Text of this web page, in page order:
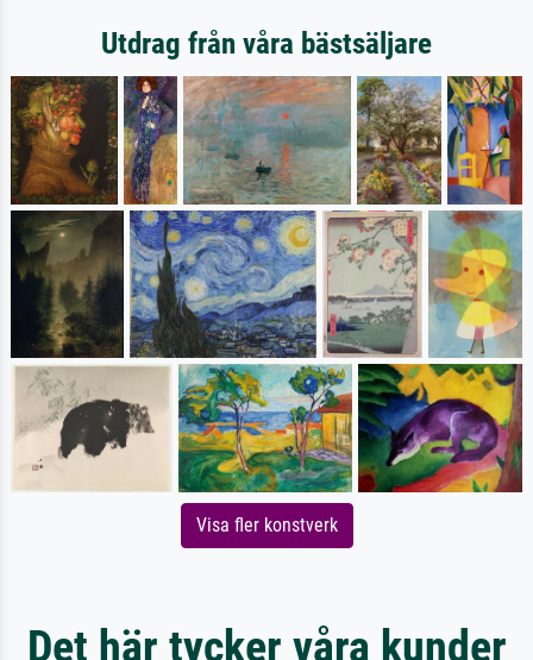
Utdrag från våra bästsäljare
Visa fler konstverk
Det här tycker våra kunder